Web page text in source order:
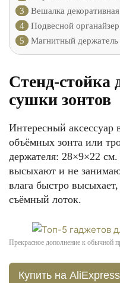
3
Вешалка
4
Подвесной
5
Магнитный держатель
Стенд-стойка
сушки зонтов
Интересный аксессуар
объёмных зонта или
держателя: 28×9×22
высыхают и не
влага быстро
съёмный лоток.
Прекрасное дополнение к обычной
Купить на AliExpress